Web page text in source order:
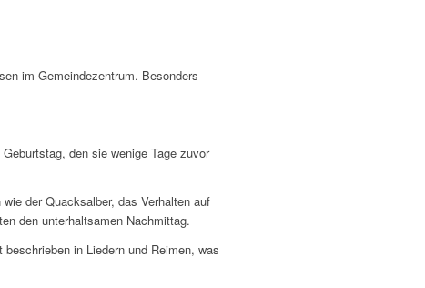
im Gemeindezentrum. Besonders
den sie wenige Tage zuvor
der Quacksalber, das Verhalten auf
den unterhaltsamen Nachmittag.
in Liedern und Reimen, was